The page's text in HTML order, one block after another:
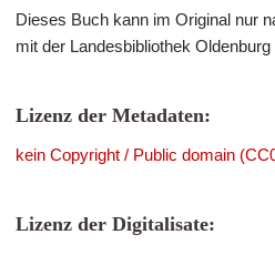
Dieses Buch kann im Original nur
mit der Landesbibliothek
Lizenz der Metadaten:
kein Copyright / Public domain
Lizenz der Digitalisate: